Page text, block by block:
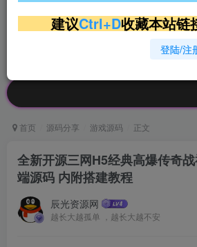
超低价文字广告位招租 超
超
首页 源码分享 游戏源码 正文
全新开源三网H5经典高爆传奇
端源码 内附搭建教程
辰光资源网
越长大越孤单 ，越长大越不安
建议Ctrl+D收藏本站链
登陆/注